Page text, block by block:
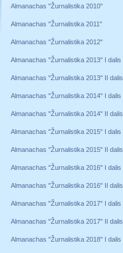
Almanachas "Žurnalistika 2010"
Almanachas "Žurnalistika 2011"
Almanachas "Žurnalistika 2012"
Almanachas "Žurnalistika 2013" I dalis
Almanachas "Žurnalistika 2013" II dalis
Almanachas "Žurnalistika 2014" I dalis
Almanachas "Žurnalistika 2014" II dalis
Almanachas "Žurnalistika 2015" I dalis
Almanachas "Žurnalistika 2015" II dalis
Almanachas "Žurnalistika 2016" I dalis
Almanachas "Žurnalistika 2016" II dalis
Almanachas "Žurnalistika 2017" I dalis
Almanachas "Žurnalistika 2017" II dalis
Almanachas "Žurnalistika 2018" I dalis